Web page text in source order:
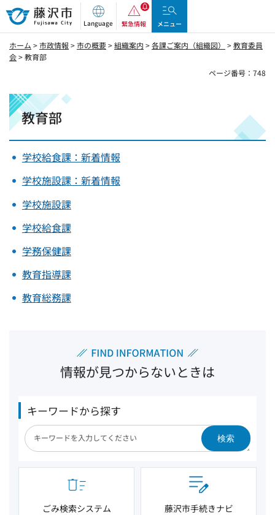
藤沢市
Language 緊急情報 メニュー
ホーム >市政情報 >市の概要>組織案内 >各課ご案内（組織図） >教育委員
会> 教育部
ページ番号：748
教育部
学校給食課：新着情報
学校施設課：新着情報
学校施設課
学校給食課
学務保健課
教育指導課
教育総務課
情報が見つからないときは
キーワードから探す
検索
ごみ検索システム 藤沢市手続きナビ